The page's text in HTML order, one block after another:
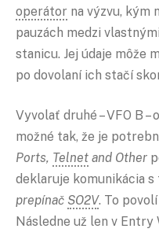
operátor na výzvu, kým
pauzách medzi
stanicu. Jej údaje môže
po dovolaní ich stačí
Vyvolať druhé – VFO B –
možné tak, že je
Ports, Telnet and Other
deklaruje komunikácia
prepínač SO2V. To
Následne už len v